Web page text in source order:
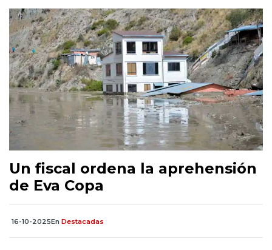
Un fiscal ordena la aprehensión
de Eva Copa
16-10-2025En Destacadas